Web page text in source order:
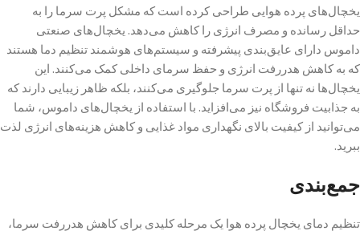
یخچال‌های پرده هوایی طراحی کرده است که مشکل پرت سرما را به
حداقل رسانده و مصرف انرژی را کاهش می‌دهد. یخچال‌های صنعتی
داموس دارای عایق‌بندی پیشرفته و سیستم‌های هوشمند تنظیم دما هستند
که به کاهش هدررفت انرژی و حفظ سرمای داخلی کمک می‌کنند. این
یخچال‌ها نه تنها از پرت سرما جلوگیری می‌کنند، بلکه ظاهر زیبایی دارند که
به جذابیت فروشگاه نیز می‌افزاید. با استفاده از یخچال‌های داموس، شما
می‌توانید از کیفیت بالای نگهداری مواد غذایی و کاهش هزینه‌های انرژی لذت
ببرید.
جمع‌بندی
تنظیم دمای یخچال پرده هوا یک مرحله کلیدی برای کاهش هدررفت سرما،